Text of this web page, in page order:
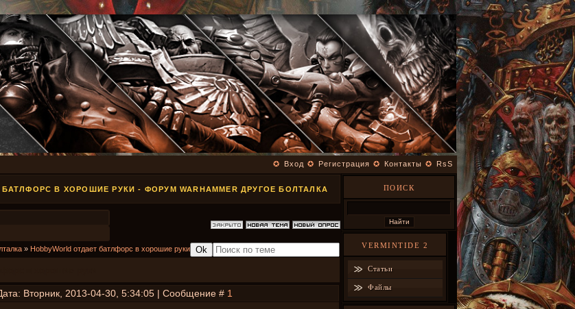
✪ Вход ✪ Регистрация ✪ Контакты ✪ RsS
БАТЛФОРС В ХОРОШИЕ РУКИ - ФОРУМ WARHAMMER ДРУГОЕ БОЛТАЛКА
» HobbyWorld отдает батлфорс в хорошие руки
Вторник, 2013-04-30, 5:34:05 | Сообщение # 1
ПОИСК
VERMINTIDE 2
Статьи
Файлы